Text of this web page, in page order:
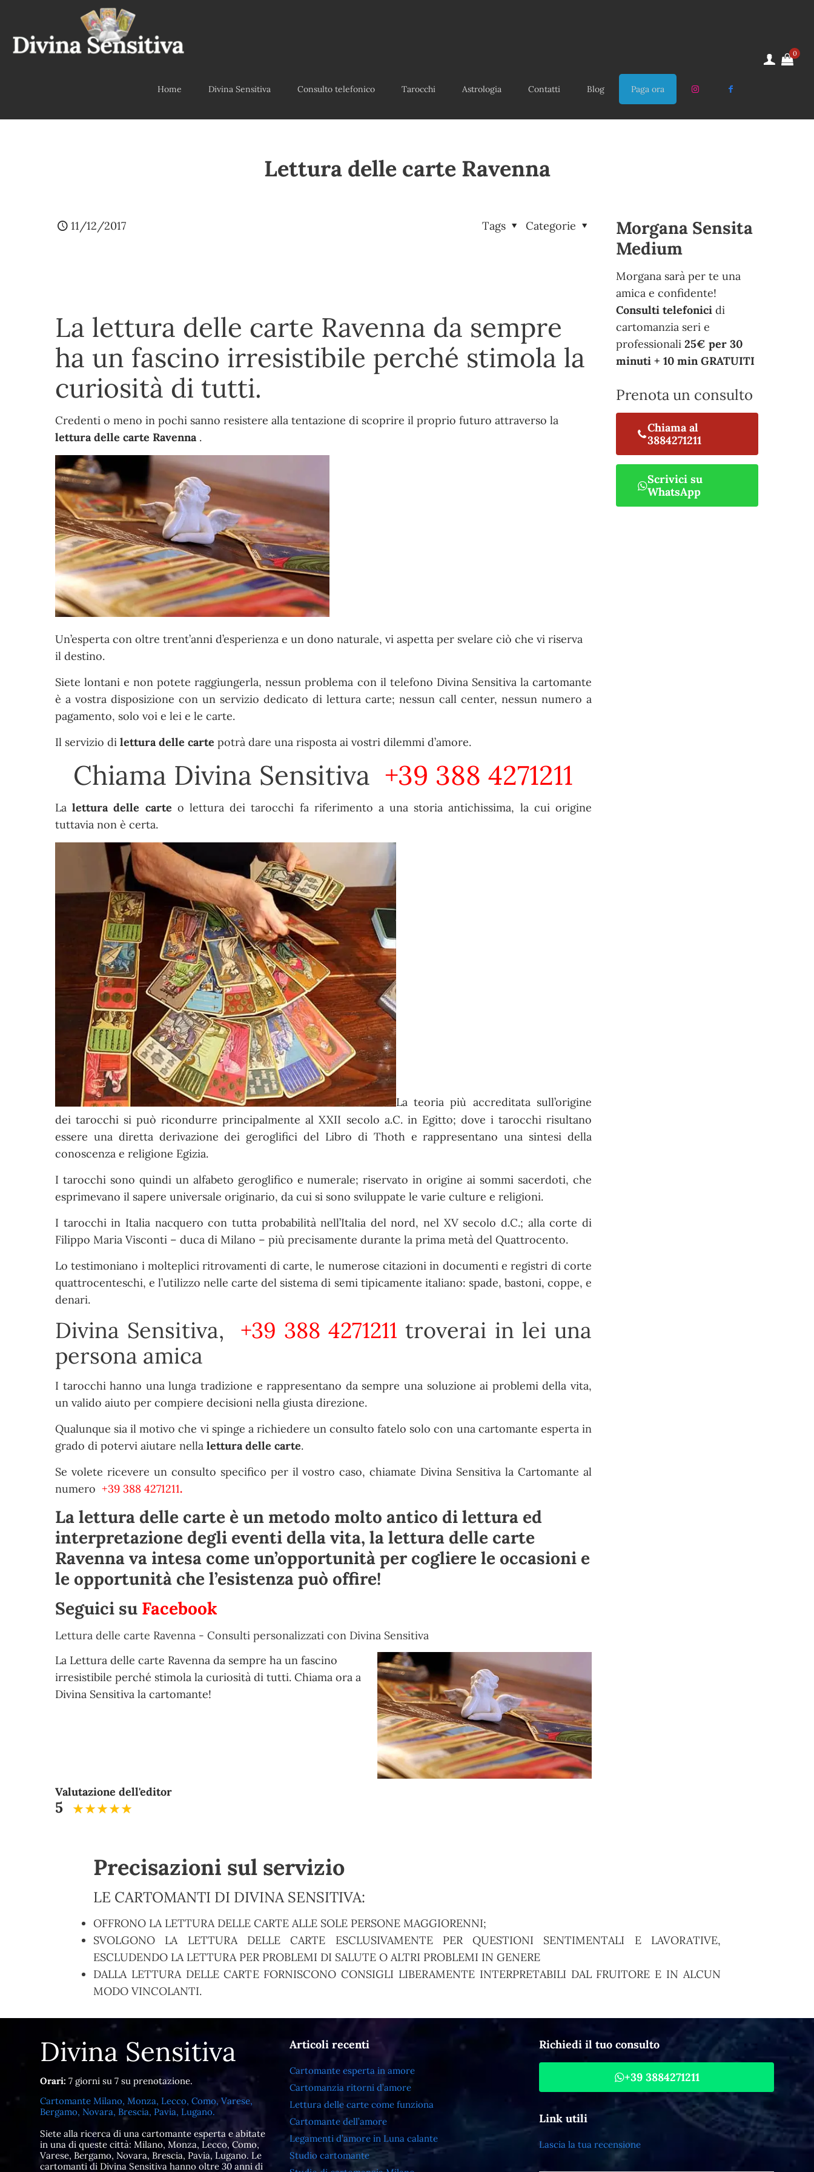
Home Divina Sensitiva Consulto telefonico Tarocchi Astrologia Contatti Blog Paga ora
0
Lettura delle carte Ravenna
11/12/2017 Categorie
Tags
La lettura delle carte Ravenna da sempre
ha un fascino irresistibile perché stimola la
curiosità di tutti.
Credenti o meno in pochi sanno resistere alla tentazione di scoprire il proprio futuro attraverso la
lettura delle carte Ravenna .
Un’esperta con oltre trent’anni d’esperienza e un dono naturale, vi aspetta per svelare ciò che vi riserva
il destino.
Siete lontani e non potete raggiungerla, nessun problema con il telefono Divina Sensitiva la cartomante
è a vostra disposizione con un servizio dedicato di lettura carte; nessun call center, nessun numero a
pagamento, solo voi e lei e le carte.
Il servizio dilettura delle cartepotrà dare una risposta ai vostri dilemmi d’amore.
Chiama Divina Sensitiva +39 388 4271211
Lalettura delle carte o lettura dei tarocchi fa riferimento a una storia antichissima, la cui origine
tuttavia non è certa.
La teoria più accreditata sull’origine
dei tarocchi si può ricondurre principalmente al XXII secolo a.C. in Egitto; dove i tarocchi risultano
essere una diretta derivazione dei geroglifici del Libro di Thoth e rappresentano una sintesi della
conoscenza e religione Egizia.
I tarocchi sono quindi un alfabeto geroglifico e numerale; riservato in origine ai sommi sacerdoti, che
esprimevano il sapere universale originario, da cui si sono sviluppate le varie culture e religioni.
I tarocchi in Italia nacquero con tutta probabilità nell’Italia del nord, nel XV secolo d.C.; alla corte di
Filippo Maria Visconti – duca di Milano – più precisamente durante la prima metà del Quattrocento.
Lo testimoniano i molteplici ritrovamenti di carte, le numerose citazioni in documenti e registri di corte
quattrocenteschi, e l’utilizzo nelle carte del sistema di semi tipicamente italiano: spade, bastoni, coppe, e
denari.
Divina Sensitiva, +39 388 4271211 troverai in lei una
persona amica
I tarocchi hanno una lunga tradizione e rappresentano da sempre una soluzione ai problemi della vita,
un valido aiuto per compiere decisioni nella giusta direzione.
Qualunque sia il motivo che vi spinge a richiedere un consulto fatelo solo con una cartomante esperta in
grado di potervi aiutare nellalettura delle carte.
Se volete ricevere un consulto specifico per il vostro caso, chiamate Divina Sensitiva la Cartomante al
numero +39 388 4271211.
Lalettura delle carte è un metodo molto antico di lettura ed
interpretazione degli eventi della vita, lalettura delle carte
Ravennava intesa come un’opportunità per cogliere le occasioni e
le opportunità che l’esistenza può offire!
Seguici su Facebook
Lettura delle carte Ravenna - Consulti personalizzati con Divina Sensitiva
La Lettura delle carte Ravenna da sempre ha un fascino
irresistibile perché stimola la curiosità di tutti. Chiama ora a
Divina Sensitiva la cartomante!
Valutazione dell'editor
5
Morgana Sensita
Medium
Morgana sarà per te una
amica e confidente!
Consulti telefonici di
cartomanzia seri e
professionali 25€ per 30
minuti + 10 min GRATUITI
Prenota un consulto
Chiama al
3884271211
Scrivici su
WhatsApp
Precisazioni sul servizio
LE CARTOMANTI DI DIVINA SENSITIVA:
OFFRONO LA LETTURA DELLE CARTE ALLE SOLE PERSONE MAGGIORENNI;
SVOLGONO LA LETTURA DELLE CARTE ESCLUSIVAMENTE PER QUESTIONI SENTIMENTALI E LAVORATIVE,
ESCLUDENDO LA LETTURA PER PROBLEMI DI SALUTE O ALTRI PROBLEMI IN GENERE
DALLA LETTURA DELLE CARTE FORNISCONO CONSIGLI LIBERAMENTE INTERPRETABILI DAL FRUITORE E IN ALCUN
MODO VINCOLANTI.
Divina Sensitiva
Orari: 7 giorni su 7 su prenotazione.
Cartomante Milano, Monza, Lecco, Como, Varese,
Bergamo, Novara, Brescia, Pavia, Lugano.
Siete alla ricerca di una cartomante esperta e abitate
in una di queste città: Milano, Monza, Lecco, Como,
Varese, Bergamo, Novara, Brescia, Pavia, Lugano. Le
cartomanti di Divina Sensitiva hanno oltre 30 anni di
Articoli recenti
Cartomante esperta in amore
Cartomanzia ritorni d’amore
Lettura delle carte come funziona
Cartomante dell’amore
Legamenti d’amore in Luna calante
Studio cartomante
Richiedi il tuo consulto
+39 3884271211
Link utili
Lascia la tua recensione